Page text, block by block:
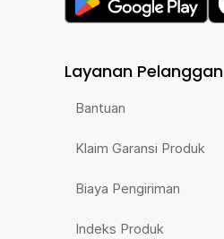
Layanan Pelanggan
Bantuan
Klaim Garansi Produk
Biaya Pengiriman
Indeks Produk